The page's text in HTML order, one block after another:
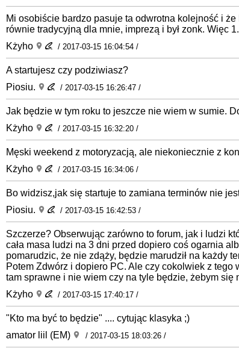
Mi osobiście bardzo pasuje ta odwrotna kolejność i
równie tradycyjną dla mnie, imprezą i był zonk. Więc
Kżyho
/ 2017-03-15 16:04:54 /
A startujesz czy podziwiasz?
Piosiu.
/ 2017-03-15 16:26:47 /
Jak będzie w tym roku to jeszcze nie wiem w sumie.
Kżyho
/ 2017-03-15 16:32:20 /
Męski weekend z motoryzacją, ale niekoniecznie z
Kżyho
/ 2017-03-15 16:34:06 /
Bo widzisz,jak się startuje to zamiana terminów nie
Piosiu.
/ 2017-03-15 16:42:53 /
Szczerze? Obserwując zarówno to forum, jak i ludzi
cała masa ludzi na 3 dni przed dopiero coś ogarnia
pomarudzic, że nie zdąży, będzie marudził na każdy
Potem Zdwórz i dopiero PC. Ale czy cokolwiek z
tam sprawne i nie wiem czy na tyle będzie, żebym się
Kżyho
/ 2017-03-15 17:40:17 /
"Kto ma być to będzie" .... cytując klasyka ;)
amator liil (EM)
/ 2017-03-15 18:03:26 /